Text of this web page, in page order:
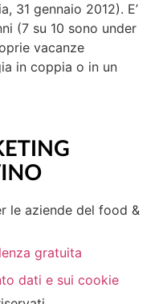
31 gennaio 2012). E’
(7 su 10 sono under
vacanze
in coppia o in un
le aziende del food &
gratuita
dati e sui cookie